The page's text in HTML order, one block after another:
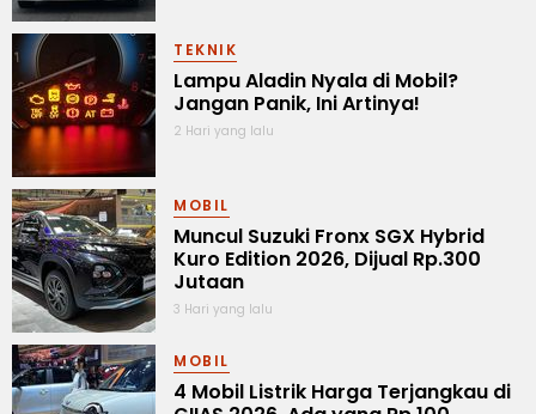
TEKNIK
Lampu Aladin Nyala di Mobil?
Jangan Panik, Ini Artinya!
2 Hari yang lalu
MOBIL
Muncul Suzuki Fronx SGX Hybrid
Kuro Edition 2026, Dijual Rp.300
Jutaan
3 Hari yang lalu
MOBIL
4 Mobil Listrik Harga Terjangkau di